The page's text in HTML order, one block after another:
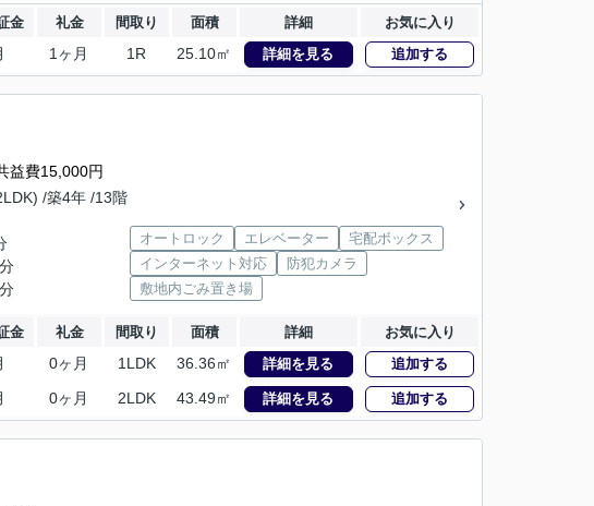
金 礼金 間取り 面積 詳細 お気に入り
1ヶ月 1R 25.10㎡ 詳細を見る 追加する
益費15,000円
/築4年 /13階
オートロック エレベーター
宅配ボックス
インターネット対応
防犯カメラ
敷地内ごみ置き場
金 礼金 間取り 面積 詳細 お気に入り
0ヶ月 1LDK 36.36㎡ 詳細を見る 追加する
0ヶ月 2LDK 43.49㎡ 詳細を見る 追加する